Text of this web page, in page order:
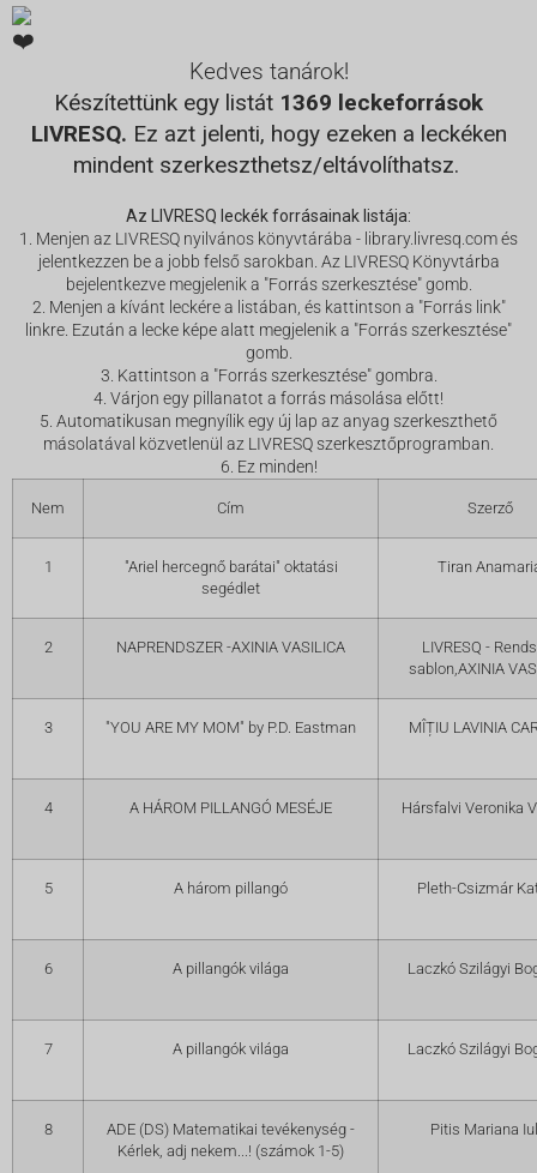
Kedves tanárok!
Készítettünk egy listát 1369 leckeforrások
LIVRESQ. Ez azt jelenti, hogy ezeken a leckéken
mindent szerkeszthetsz/eltávolíthatsz.
Az LIVRESQ leckék forrásainak listája:
1. Menjen az LIVRESQ nyilvános könyvtárába - library.livresq.comés
jelentkezzen be a jobb felső sarokban. Az LIVRESQ Könyvtárba
bejelentkezve megjelenik a "Forrás szerkesztése" gomb.
2. Menjen a kívánt leckére a listában, és kattintson a "Forrás link"
linkre. Ezután a lecke képe alatt megjelenik a "Forrás szerkesztése"
gomb.
3. Kattintson a "Forrás szerkesztése" gombra.
4. Várjon egy pillanatot a forrás másolása előtt!
5. Automatikusan megnyílik egy új lap az anyag szerkeszthető
másolatával közvetlenül az LIVRESQ szerkesztőprogramban.
6. Ez minden!
Nem Cím Szerző
1
"Ariel hercegnő barátai" oktatási
segédlet
Tiran
2 NAPRENDSZER -AXINIA VASILICA
LIVRESQ -
sablon,AXINIA
3 "YOU ARE MY MOM" by P.D. Eastman MÎȚIU LAVINIA
4 A HÁROM PILLANGÓ MESÉJE Hársfalvi Veronika
5 A három pillangó Pleth-Csizmár
6 A pillangók világa Laczkó Szilágyi
7 A pillangók világa Laczkó Szilágyi
8
ADE (DS) Matematikai tevékenység -
Kérlek, adj nekem...! (számok 1-5)
Pitis Mariana